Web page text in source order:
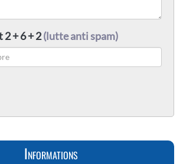
+ 6 + 2(lutte anti spam)
Informations